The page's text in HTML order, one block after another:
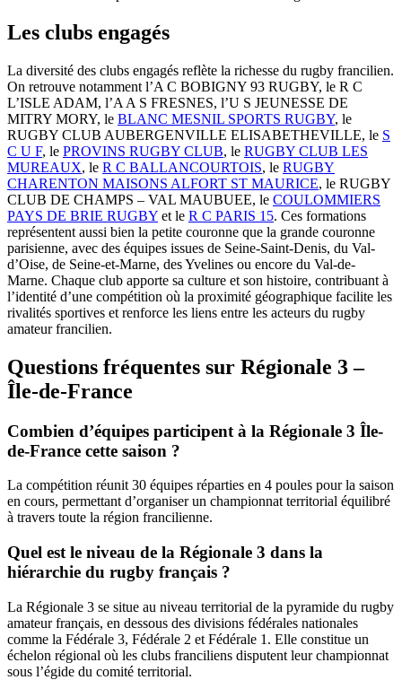
Les clubs engagés
La diversité des clubs engagés reflète la richesse du rugby francilien.
On retrouve notamment l’A C BOBIGNY 93 RUGBY, le R C
L’ISLE ADAM, l’A A S FRESNES, l’U S JEUNESSE DE
MITRY MORY, le BLANC MESNIL SPORTS RUGBY, le
RUGBY CLUB AUBERGENVILLE ELISABETHEVILLE, le S
C U F, le PROVINS RUGBY CLUB, le RUGBY CLUB LES
MUREAUX, le R C BALLANCOURTOIS, le RUGBY
CHARENTON MAISONS ALFORT ST MAURICE, le RUGBY
CLUB DE CHAMPS – VAL MAUBUEE, le COULOMMIERS
PAYS DE BRIE RUGBY et le R C PARIS 15. Ces formations
représentent aussi bien la petite couronne que la grande couronne
parisienne, avec des équipes issues de Seine-Saint-Denis, du Val-
d’Oise, de Seine-et-Marne, des Yvelines ou encore du Val-de-
Marne. Chaque club apporte sa culture et son histoire, contribuant à
l’identité d’une compétition où la proximité géographique facilite les
rivalités sportives et renforce les liens entre les acteurs du rugby
amateur francilien.
Questions fréquentes sur Régionale 3 –
Île-de-France
Combien d’équipes participent à la Régionale 3 Île-
de-France cette saison ?
La compétition réunit 30 équipes réparties en 4 poules pour la saison
en cours, permettant d’organiser un championnat territorial équilibré
à travers toute la région francilienne.
Quel est le niveau de la Régionale 3 dans la
hiérarchie du rugby français ?
La Régionale 3 se situe au niveau territorial de la pyramide du rugby
amateur français, en dessous des divisions fédérales nationales
comme la Fédérale 3, Fédérale 2 et Fédérale 1. Elle constitue un
échelon régional où les clubs franciliens disputent leur championnat
sous l’égide du comité territorial.